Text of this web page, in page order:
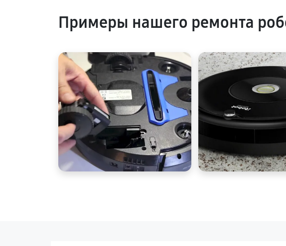
Примеры нашего ремонта